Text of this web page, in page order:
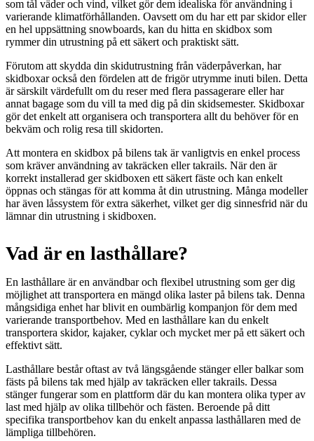
som tål väder och vind, vilket gör dem idealiska för användning i
varierande klimatförhållanden. Oavsett om du har ett par skidor eller
en hel uppsättning snowboards, kan du hitta en skidbox som
rymmer din utrustning på ett säkert och praktiskt sätt.
Förutom att skydda din skidutrustning från väderpåverkan, har
skidboxar också den fördelen att de frigör utrymme inuti bilen. Detta
är särskilt värdefullt om du reser med flera passagerare eller har
annat bagage som du vill ta med dig på din skidsemester. Skidboxar
gör det enkelt att organisera och transportera allt du behöver för en
bekväm och rolig resa till skidorten.
Att montera en skidbox på bilens tak är vanligtvis en enkel process
som kräver användning av takräcken eller takrails. När den är
korrekt installerad ger skidboxen ett säkert fäste och kan enkelt
öppnas och stängas för att komma åt din utrustning. Många modeller
har även låssystem för extra säkerhet, vilket ger dig sinnesfrid när du
lämnar din utrustning i skidboxen.
Vad är en lasthållare?
En lasthållare är en användbar och flexibel utrustning som ger dig
möjlighet att transportera en mängd olika laster på bilens tak. Denna
mångsidiga enhet har blivit en oumbärlig kompanjon för dem med
varierande transportbehov. Med en lasthållare kan du enkelt
transportera skidor, kajaker, cyklar och mycket mer på ett säkert och
effektivt sätt.
Lasthållare består oftast av två längsgående stänger eller balkar som
fästs på bilens tak med hjälp av takräcken eller takrails. Dessa
stänger fungerar som en plattform där du kan montera olika typer av
last med hjälp av olika tillbehör och fästen. Beroende på ditt
specifika transportbehov kan du enkelt anpassa lasthållaren med de
lämpliga tillbehören.